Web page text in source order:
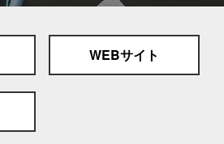
WEBサイト